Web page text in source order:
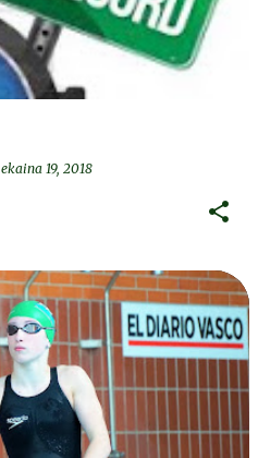
ekaina 19, 2018